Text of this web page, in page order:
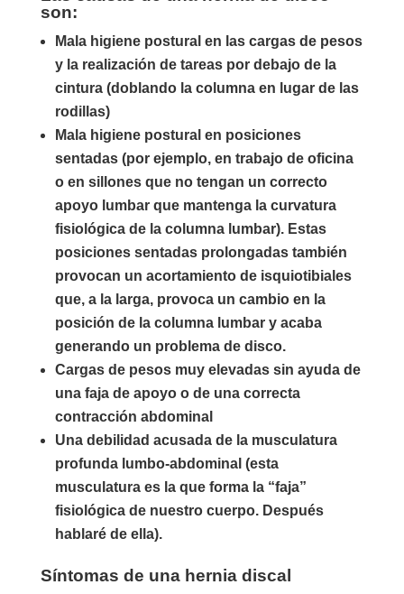
son:
Mala higiene postural en las cargas de pesos
y la realización de tareas por debajo de la
cintura (doblando la columna en lugar de las
rodillas)
Mala higiene postural en posiciones
sentadas (por ejemplo, en trabajo de oficina
o en sillones que no tengan un correcto
apoyo lumbar que mantenga la curvatura
fisiológica de la columna lumbar). Estas
posiciones sentadas prolongadas también
provocan un acortamiento de isquiotibiales
que, a la larga, provoca un cambio en la
posición de la columna lumbar y acaba
generando un problema de disco.
Cargas de pesos muy elevadas sin ayuda de
una faja de apoyo o de una correcta
contracción abdominal
Una debilidad acusada de la musculatura
profunda lumbo-abdominal (esta
musculatura es la que forma la “faja”
fisiológica de nuestro cuerpo. Después
hablaré de ella).
Síntomas de una hernia discal